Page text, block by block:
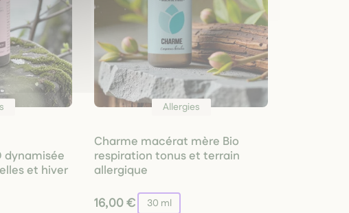
dynamisée
et hiver
Allergies
Charme macérat mère Bio
respiration tonus et terrain
allergique
16,00 € 30 ml